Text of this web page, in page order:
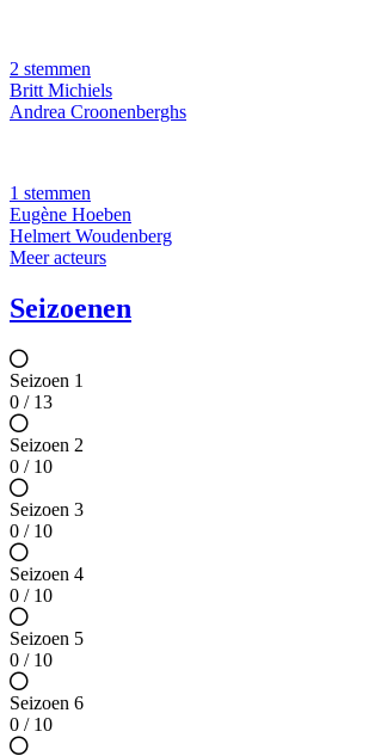
2 stemmen
Britt Michiels
Andrea Croonenberghs
1 stemmen
Eugène Hoeben
Helmert Woudenberg
Meer acteurs
Seizoenen
Seizoen 1
0 / 13
Seizoen 2
0 / 10
Seizoen 3
0 / 10
Seizoen 4
0 / 10
Seizoen 5
0 / 10
Seizoen 6
0 / 10